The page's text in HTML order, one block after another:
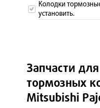
Колодки
установить.
Запчасти
тормозных
Mitsubishi